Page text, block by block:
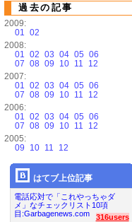
過去の記事
2009:
01 02
2008:
01 02 03 04 05 06
07 08 09 10 11
12
2007:
01 02 03 04 05 06
07 08 09 10 11
12
2006:
01 02 03 04 05 06
07 08 09 10 11
12
2005:
09
10 11 12
はてブ上位記事
電話応対で「これやっちゃダ
メ」なチェックリスト10項
目:Garbagenews.com
316users